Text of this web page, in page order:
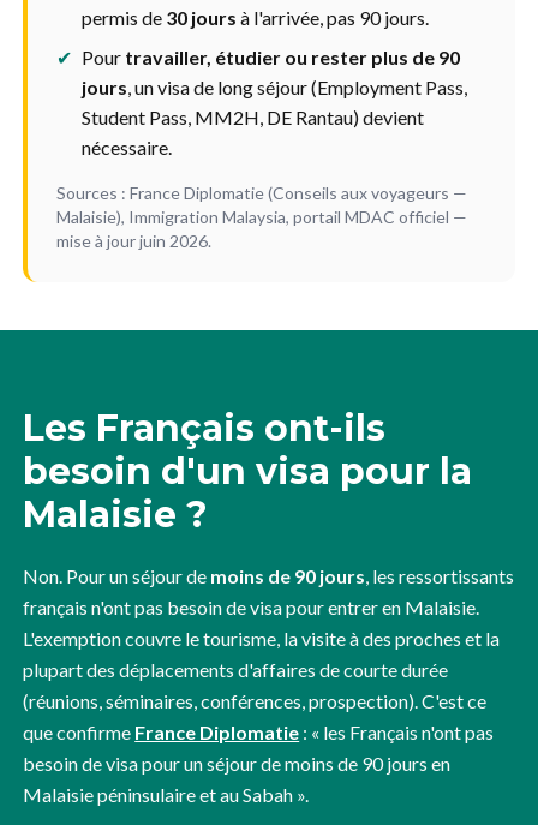
permis de 30 jours à l'arrivée, pas 90 jours.
✔ Pour travailler, étudier ou rester plus de 90
jours , un visa de long séjour (Employment Pass,
Student Pass, MM2H, DE Rantau) devient
nécessaire.
Sources : France Diplomatie (Conseils aux voyageurs —
Malaisie), Immigration Malaysia, portail MDAC officiel —
mise à jour juin 2026.
Les Français ont-ils
besoin d'un visa pour la
Malaisie ?
Non. Pour un séjour de moins de 90 jours , les ressortissants
français n'ont pas besoin de visa pour entrer en Malaisie.
L'exemption couvre le tourisme, la visite à des proches et la
plupart des déplacements d'affaires de courte durée
(réunions, séminaires, conférences, prospection). C'est ce
que confirme France Diplomatie : « les Français n'ont pas
besoin de visa pour un séjour de moins de 90 jours en
Malaisie péninsulaire et au Sabah ».